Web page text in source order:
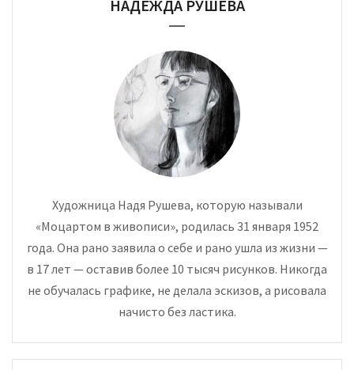
НАДЕЖДА РУШЕВА
Художница Надя Рушева, которую называли
«Моцартом в живописи», родилась 31 января 1952
года. Она рано заявила о себе и рано ушла из жизни —
в 17 лет — оставив более 10 тысяч рисунков. Никогда
не обучалась графике, не делала эскизов, а рисовала
начисто без ластика.